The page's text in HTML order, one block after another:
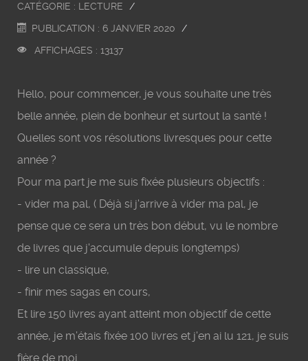
CATÉGORIE : LECTURE
PUBLICATION : 6 JANVIER 2020
AFFICHAGES : 13137
Hello, pour commencer, je vous souhaite une très
belle année, plein de bonheur et surtout la santé !
Quelles sont vos résolutions livresques pour cette
année ?
Pour ma part je me suis fixée plusieurs objectifs :
- vider ma pal, ( Déjà si j'arrive à vider ma pal, je
pense que ce sera un très bon début, vu le nombre
de livres que j'accumule depuis longtemps)
- lire un classique,
- finir mes sagas en cours,
Et lire 150 livres ayant atteint mon objectif de cette
année, je m’étais fixée 100 livres et j'en ai lu 121, je suis
fière de moi.